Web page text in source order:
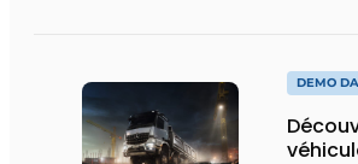
DEMO